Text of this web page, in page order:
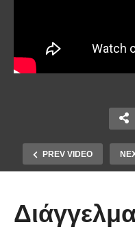
PREV VIDEO